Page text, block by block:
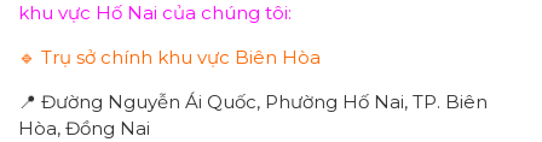
khu vực Hố Nai của chúng tôi:
🔹 Trụ sở chính khu vực Biên Hòa
📍 Đường Nguyễn Ái Quốc, Phường Hố Nai, TP. Biên
Hòa, Đồng Nai